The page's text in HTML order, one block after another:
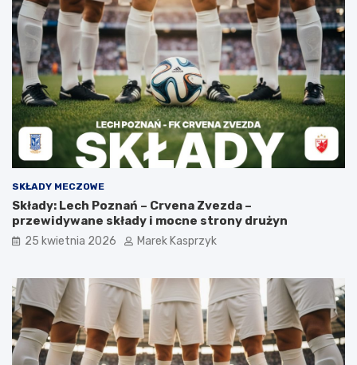
SKŁADY MECZOWE
Składy: Lech Poznań – Crvena Zvezda –
przewidywane składy i mocne strony drużyn
25 kwietnia 2026 Marek Kasprzyk